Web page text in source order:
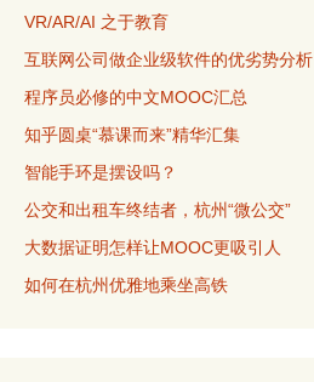
VR/AR/AI 之于教育
互联网公司做企业级软件的优劣势分析
程序员必修的中文MOOC汇总
知乎圆桌“慕课而来”精华汇集
智能手环是摆设吗？
公交和出租车终结者，杭州“微公交”
大数据证明怎样让MOOC更吸引人
如何在杭州优雅地乘坐高铁